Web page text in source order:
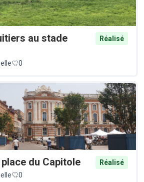
au stade
Réalisé
0
du Capitole
Réalisé
0